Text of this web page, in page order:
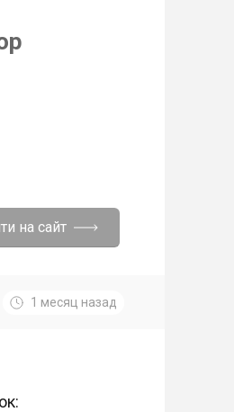
на сайт
1 месяц назад